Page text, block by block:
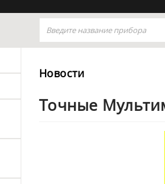
Новости
Точные